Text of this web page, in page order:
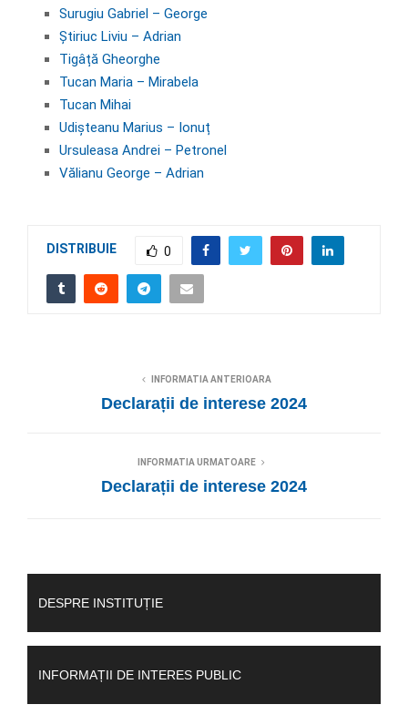
Surugiu Gabriel – George
Știriuc Liviu – Adrian
Tigâță Gheorghe
Tucan Maria – Mirabela
Tucan Mihai
Udișteanu Marius – Ionuț
Ursuleasa Andrei – Petronel
Vălianu George – Adrian
DISTRIBUIE 0
INFORMATIA ANTERIOARA
Declarații de interese 2024
INFORMATIA URMATOARE
Declarații de interese 2024
DESPRE INSTITUȚIE
INFORMAȚII DE INTERES PUBLIC